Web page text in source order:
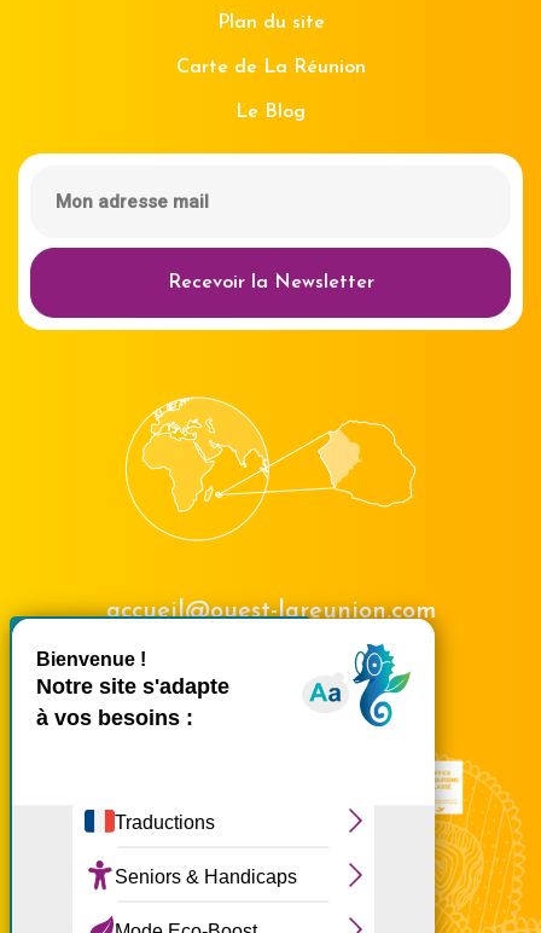
Tout accepter
Tout refuser
Masquer le
Plan du site
Carte de La Réunion
Le Blog
Recevoir la Newsletter
accueil@ouest-lareunion.com
02 62 42 31 31
Nous rencontrer